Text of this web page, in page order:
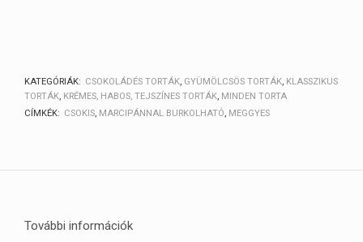
KATEGÓRIÁK: CSOKOLÁDÉS TORTÁK, GYÜMÖLCSÖS TORTÁK, KLASSZIKUS
TORTÁK, KRÉMES, HABOS, TEJSZÍNES TORTÁK, MINDEN TORTA
CÍMKÉK: CSOKIS, MARCIPÁNNAL BURKOLHATÓ, MEGGYES
További információk